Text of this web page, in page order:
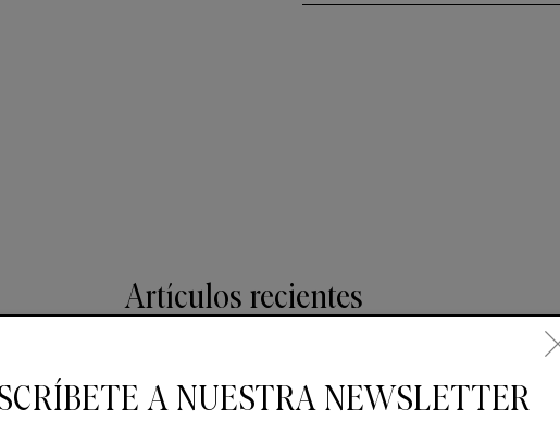
Artículos recientes
A NUESTRA NEWSLETTER